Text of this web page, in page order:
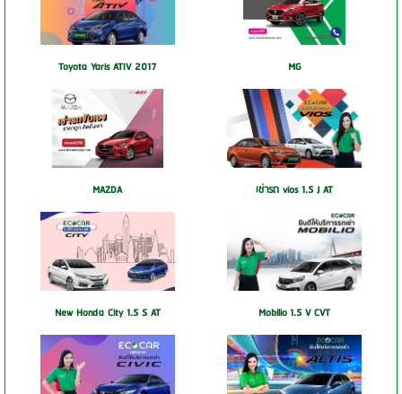
Toyota Yaris ATIV 2017 MG
MAZDA เช่ารถ vios 1.5 J AT
New Honda City 1.5 S AT Mobilio 1.5 V CVT